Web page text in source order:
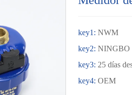
key1: NWM
key2: NINGBO
key3: 25 días
key4: OEM